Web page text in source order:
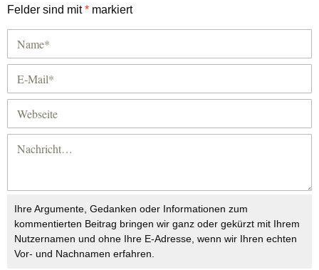
Felder sind mit* markiert
Ihre Argumente, Gedanken oder Informationen zum
kommentierten Beitrag bringen wir ganz oder gekürzt mit Ihrem
Nutzernamen und ohne Ihre E-Adresse, wenn wir Ihren echten
Vor- und Nachnamen erfahren.